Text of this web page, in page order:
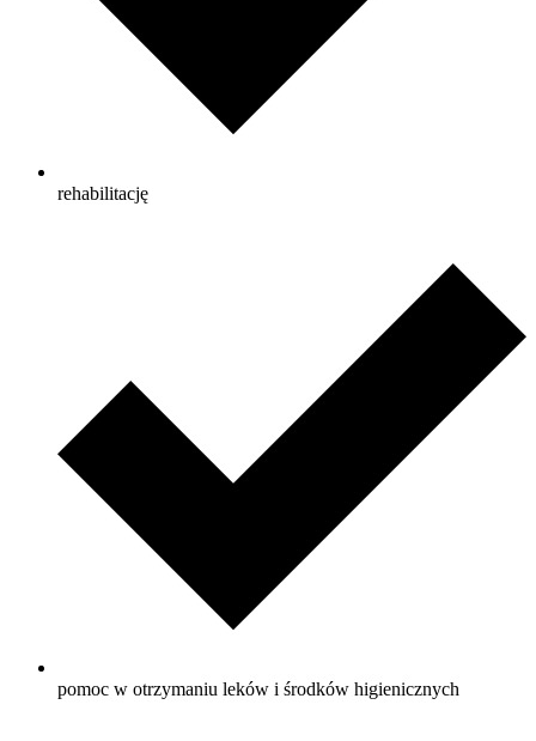
rehabilitację
pomoc w otrzymaniu leków i środków higienicznych